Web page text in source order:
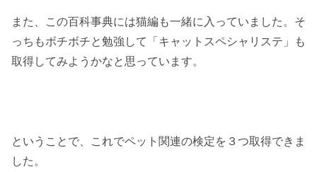
また、この百科事典には猫編も一緒に入っていました。そ
っちもボチボチと勉強して「キャットスペシャリステ」も
取得してみようかなと思っています。
ということで、これでペット関連の検定を３つ取得できま
した。